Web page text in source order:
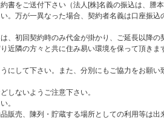
をご送付下さい（法人[株]名義の振込は、謄本
万が一異なった場合、契約者名義は口座振込
初回契約時のみ代金が掛かり、ご延長以降の
隣の方々と共に住み易い環境を保って頂きま
して下さい。また、分別にもご協力をお願い
しないようご注意下さい。
。
売、陳列・貯蔵する場所としての利用等は出